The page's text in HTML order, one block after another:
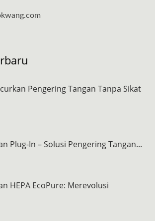
Pengering Tangan Tanpa Sikat
Plug-In – Solusi Pengering Tangan...
HEPA EcoPure: Merevolusi